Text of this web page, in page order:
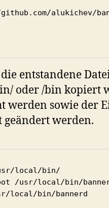
alukichev/
entstandene
oder /bin kopiert
werden sowie der
geändert werden.
local/bin/
/usr/local/bin/
local/bin/bannerd